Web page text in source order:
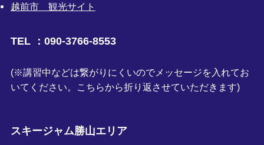
越前市 観光サイト
TEL ：090-3766-8553
(※講習中などは繋がりにくいのでメッセージを入れてお
いてください。こちらから折り返させていただきます)
スキージャム勝山エリア